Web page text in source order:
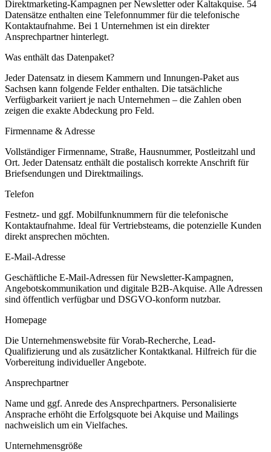
Direktmarketing-Kampagnen per Newsletter oder Kaltakquise. 54
Datensätze enthalten eine Telefonnummer für die telefonische
Kontaktaufnahme. Bei 1 Unternehmen ist ein direkter
Ansprechpartner hinterlegt.
Was enthält das Datenpaket?
Jeder Datensatz in diesem Kammern und Innungen-Paket aus
Sachsen kann folgende Felder enthalten. Die tatsächliche
Verfügbarkeit variiert je nach Unternehmen – die Zahlen oben
zeigen die exakte Abdeckung pro Feld.
Firmenname & Adresse
Vollständiger Firmenname, Straße, Hausnummer, Postleitzahl und
Ort. Jeder Datensatz enthält die postalisch korrekte Anschrift für
Briefsendungen und Direktmailings.
Telefon
Festnetz- und ggf. Mobilfunknummern für die telefonische
Kontaktaufnahme. Ideal für Vertriebsteams, die potenzielle Kunden
direkt ansprechen möchten.
E-Mail-Adresse
Geschäftliche E-Mail-Adressen für Newsletter-Kampagnen,
Angebotskommunikation und digitale B2B-Akquise. Alle Adressen
sind öffentlich verfügbar und DSGVO-konform nutzbar.
Homepage
Die Unternehmenswebsite für Vorab-Recherche, Lead-
Qualifizierung und als zusätzlicher Kontaktkanal. Hilfreich für die
Vorbereitung individueller Angebote.
Ansprechpartner
Name und ggf. Anrede des Ansprechpartners. Personalisierte
Ansprache erhöht die Erfolgsquote bei Akquise und Mailings
nachweislich um ein Vielfaches.
Unternehmensgröße